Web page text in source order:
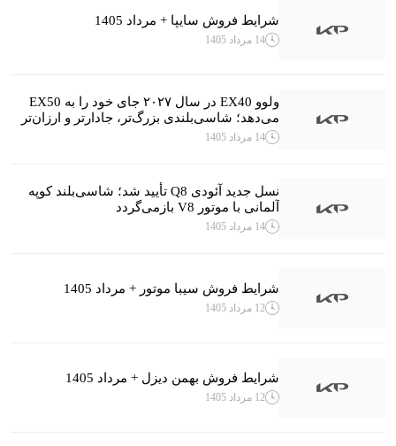
شرایط فروش سایپا + مرداد 1405
14 مرداد 1405
ولوو EX40 در سال ۲۰۲۷ جای خود را به EX50
می‌دهد؛ شاسی‌بلندی بزرگ‌تر، جادارتر و ارزان‌تر
14 مرداد 1405
نسل جدید آئودی Q8 تأیید شد؛ شاسی‌بلند کوپه
آلمانی با موتور V8 بازمی‌گردد
14 مرداد 1405
شرایط فروش سیبا موتور + مرداد 1405
12 مرداد 1405
شرایط فروش بهمن دیزل + مرداد 1405
12 مرداد 1405